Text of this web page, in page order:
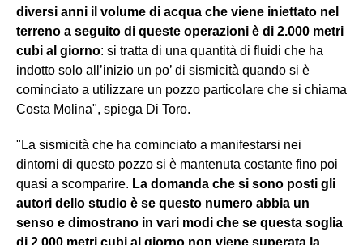
diversi anni il volume di acqua che viene iniettato nel
terreno a seguito di queste operazioni è di 2.000 metri
cubi al giorno: si tratta di una quantità di fluidi che ha
indotto solo all’inizio un po’ di sismicità quando si è
cominciato a utilizzare un pozzo particolare che si chiama
Costa Molina", spiega Di Toro.
"La sismicità che ha cominciato a manifestarsi nei
dintorni di questo pozzo si è mantenuta costante fino poi
quasi a scomparire. La domanda che si sono posti gli
autori dello studio è se questo numero abbia un
senso e dimostrano in vari modi che se questa soglia
di 2.000 metri cubi al giorno non viene superata la